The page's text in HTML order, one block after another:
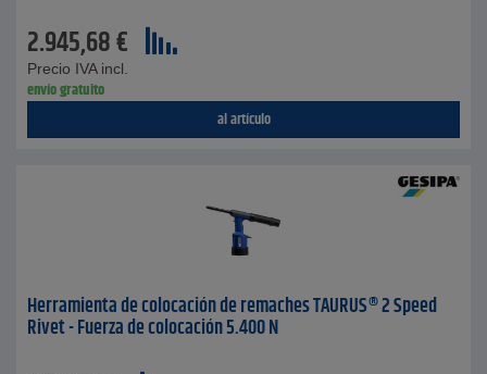
2.945,68€
Precio IVA incl.
envío gratuito
al artículo
Herramienta de colocación de remaches TAURUS® 2 Speed
Rivet - Fuerza de colocación 5.400 N